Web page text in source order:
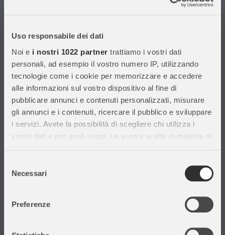
Uso responsabile dei dati
Noi e i nostri 1022 partner trattiamo i vostri dati
personali, ad esempio il vostro numero IP, utilizzando
tecnologie come i cookie per memorizzare e accedere
alle informazioni sul vostro dispositivo al fine di
pubblicare annunci e contenuti personalizzati, misurare
gli annunci e i contenuti, ricercare il pubblico e sviluppare
i servizi. Avete la possibilità di scegliere chi utilizza i
vostri dati e per quali scopi. Le vostre scelte in materia di
modificare o revocare il proprio consenso in qualsiasi
momento dalla Dichiarazione sui cookie o facendo clic
delNecessari
Preferenze
soddisfare le esigenze dei clienti.
Informazioni
Assistenza Clienti
Chi siamo
Privacy Policy
Cataloghi
Volantini